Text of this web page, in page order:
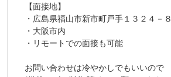
【面接地】
・広島県福山市新市町戸手１３２４－８
・大阪市内
・リモートでの面接も可能
お問い合わせは冷やかしでもいいので